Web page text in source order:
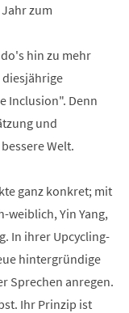
zum
hin zu mehr
diesjährige
Inclusion". Denn
und
Welt.
ganz konkret; mit
weiblich, Yin Yang,
In ihrer Upcycling-
hintergründige
Sprechen anregen.
Ihr Prinzip ist